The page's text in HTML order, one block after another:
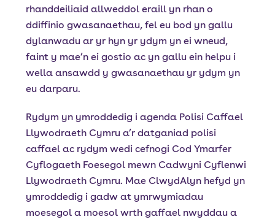
rhanddeiliaid allweddol eraill yn rhan o
ddiffinio gwasanaethau, fel eu bod yn gallu
dylanwadu ar yr hyn yr ydym yn ei wneud,
faint y mae’n ei gostio ac yn gallu ein helpu i
wella ansawdd y gwasanaethau yr ydym yn
eu darparu.
Rydym yn ymroddedig i agenda Polisi Caffael
Llywodraeth Cymru a’r datganiad polisi
caffael ac rydym wedi cefnogi Cod Ymarfer
Cyflogaeth Foesegol mewn Cadwyni Cyflenwi
Llywodraeth Cymru. Mae ClwydAlyn hefyd yn
ymroddedig i gadw at ymrwymiadau
moesegol a moesol wrth gaffael nwyddau a